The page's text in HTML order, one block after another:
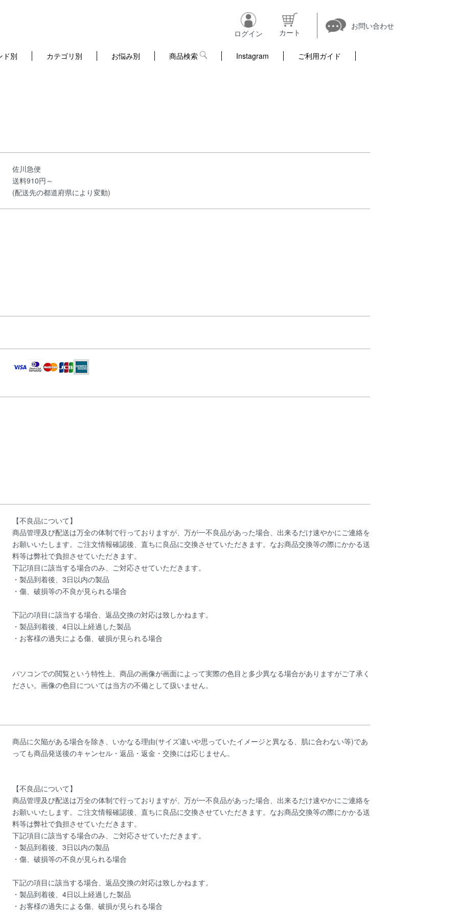
ログイン カート
お問い合わせ
ド別 カテゴリ別 お悩み別 商品検索 Instagram ご利用ガイド
佐川急便
送料910円～
(配送先の都道府県により変動)
【不良品について】
商品管理及び配送は万全の体制で行っておりますが、万が一不良品があった場合、出来るだけ速やかにご連絡を
お願いいたします。ご注文情報確認後、直ちに良品に交換させていただきます。なお商品交換等の際にかかる送
料等は弊社で負担させていただきます。
下記項目に該当する場合のみ、ご対応させていただきます。
・製品到着後、3日以内の製品
・傷、破損等の不良が見られる場合
下記の項目に該当する場合、返品交換の対応は致しかねます。
・製品到着後、4日以上経過した製品
・お客様の過失による傷、破損が見られる場合
パソコンでの閲覧という特性上、商品の画像が画面によって実際の色目と多少異なる場合がありますがご了承く
ださい。画像の色目については当方の不備として扱いません。
商品に欠陥がある場合を除き、いかなる理由(サイズ違いや思っていたイメージと異なる、肌に合わない等)であ
っても商品発送後のキャンセル・返品・返金・交換には応じません。
【不良品について】
商品管理及び配送は万全の体制で行っておりますが、万が一不良品があった場合、出来るだけ速やかにご連絡を
お願いいたします。ご注文情報確認後、直ちに良品に交換させていただきます。なお商品交換等の際にかかる送
料等は弊社で負担させていただきます。
下記項目に該当する場合のみ、ご対応させていただきます。
・製品到着後、3日以内の製品
・傷、破損等の不良が見られる場合
下記の項目に該当する場合、返品交換の対応は致しかねます。
・製品到着後、4日以上経過した製品
・お客様の過失による傷、破損が見られる場合